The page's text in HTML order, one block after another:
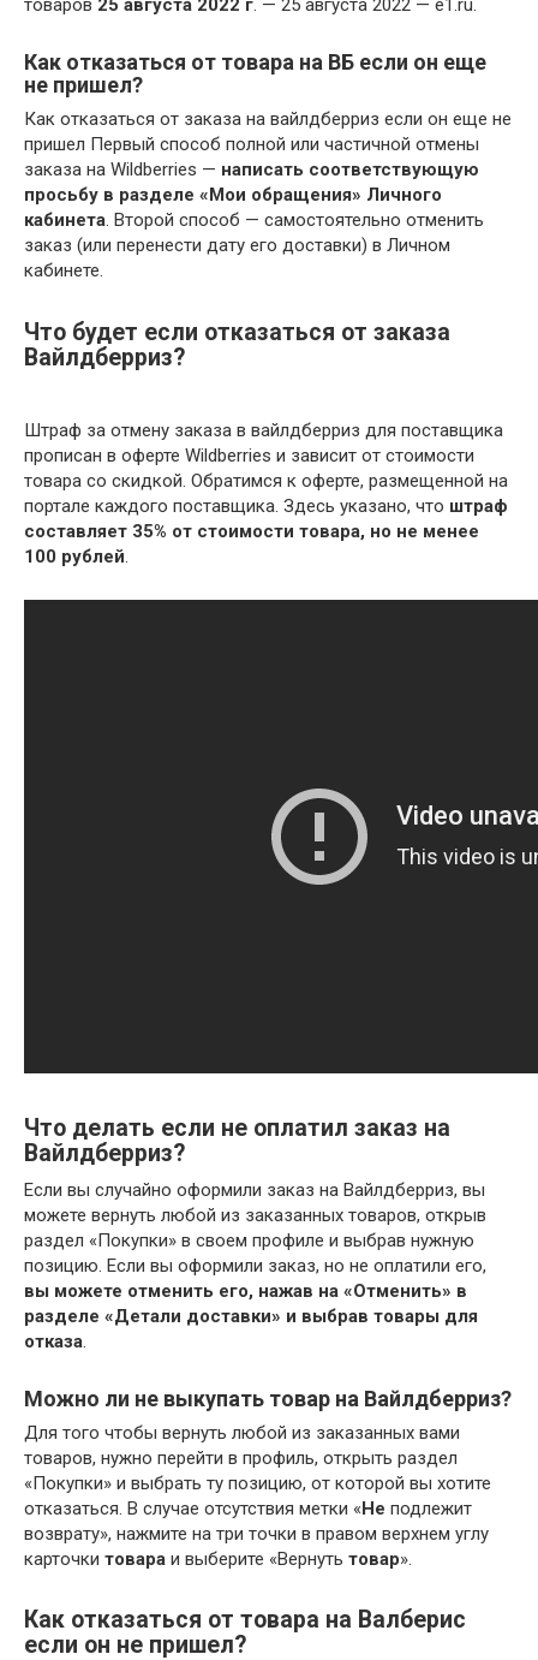
товаров 25 августа 2022 г. — 25 августа 2022 — e1.ru.
Как отказаться от товара на ВБ если он еще
не пришел?
Как отказаться от заказа на вайлдберриз если он еще не
пришел Первый способ полной или частичной отмены
заказа на Wildberries — написать соответствующую
просьбу в разделе «Мои обращения» Личного
кабинета. Второй способ — самостоятельно отменить
заказ (или перенести дату его доставки) в Личном
кабинете.
Что будет если отказаться от заказа
Вайлдберриз?
Штраф за отмену заказа в вайлдберриз для поставщика
прописан в оферте Wildberries и зависит от стоимости
товара со скидкой. Обратимся к оферте, размещенной на
портале каждого поставщика. Здесь указано, что штраф
составляет 35% от стоимости товара, но не менее
100 рублей.
Что делать если не оплатил заказ на
Вайлдберриз?
Если вы случайно оформили заказ на Вайлдберриз, вы
можете вернуть любой из заказанных товаров, открыв
раздел «Покупки» в своем профиле и выбрав нужную
позицию. Если вы оформили заказ, но не оплатили его,
вы можете отменить его, нажав на «Отменить» в
разделе «Детали доставки» и выбрав товары для
отказа.
Можно ли не выкупать товар на Вайлдберриз?
Для того чтобы вернуть любой из заказанных вами
товаров, нужно перейти в профиль, открыть раздел
«Покупки» и выбрать ту позицию, от которой вы хотите
отказаться. В случае отсутствия метки «Не подлежит
возврату», нажмите на три точки в правом верхнем углу
карточки товара и выберите «Вернуть товар».
Как отказаться от товара на Валберис
если он не пришел?